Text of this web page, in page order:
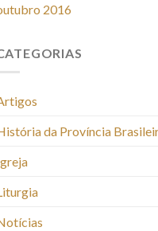
2016
da Província